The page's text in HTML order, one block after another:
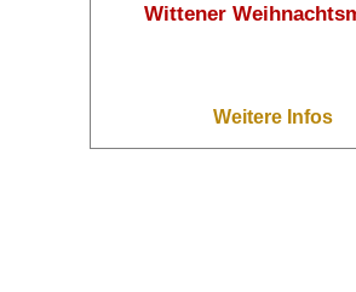
Wittener
Weitere Infos